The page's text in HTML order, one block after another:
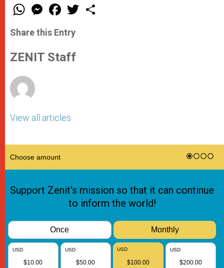
W
t
s
p
p
M
e
s
e
g
e
F
a
e
b
o
k
w
Share this Entry
ZENIT Staff
View all articles